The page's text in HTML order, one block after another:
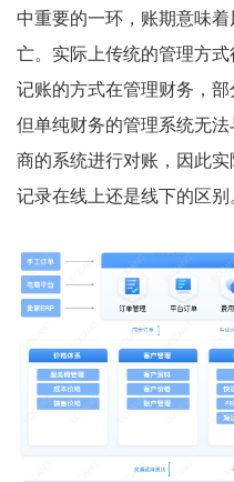
中重要的一环，账期意味
亡。实际上传统的管理方
记账的方式在管理财务，部
但单纯财务的管理系统无
商的系统进行对账，因此
记录在线上还是线下的区别。